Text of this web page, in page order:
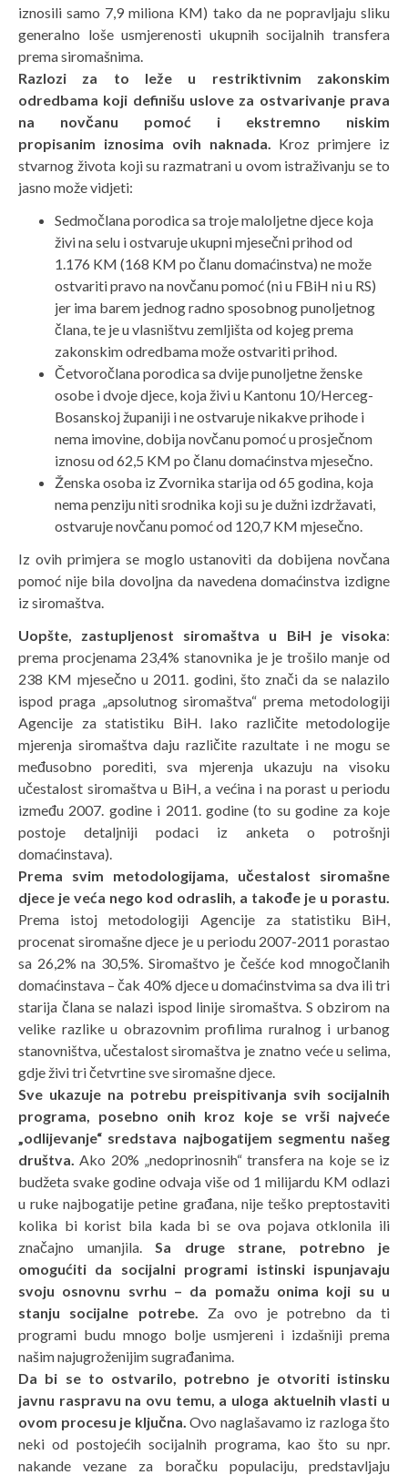
iznosili samo 7,9 miliona KM) tako da ne popravljaju sliku
generalno loše usmjerenosti ukupnih socijalnih transfera
prema siromašnima.
Razlozi za to leže u restriktivnim zakonskim
odredbama koji definišu uslove za ostvarivanje prava
na novčanu pomoć i ekstremno niskim
propisanim iznosima ovih naknada.
Kroz primjere iz
stvarnog života koji su razmatrani u ovom istraživanju se to
jasno može vidjeti:
Sedmočlana porodica sa troje maloljetne djece koja
živi na selu i ostvaruje ukupni mjesečni prihod od
1.176 KM (168 KM po članu domaćinstva) ne može
ostvariti pravo na novčanu pomoć (ni u FBiH ni u RS)
jer ima barem jednog radno sposobnog punoljetnog
člana, te je u vlasništvu zemljišta od kojeg prema
zakonskim odredbama može ostvariti prihod.
Četvoročlana porodica sa dvije punoljetne ženske
osobe i dvoje djece, koja živi u Kantonu 10/Herceg-
Bosanskoj županiji i ne ostvaruje nikakve prihode i
nema imovine, dobija novčanu pomoć u prosječnom
iznosu od 62,5 KM po članu domaćinstva mjesečno.
Ženska osoba iz Zvornika starija od 65 godina, koja
nema penziju niti srodnika koji su je dužni izdržavati,
ostvaruje novčanu pomoć od 120,7 KM mjesečno.
Iz ovih primjera se moglo ustanoviti da dobijena novčana
pomoć nije bila dovoljna da navedena domaćinstva izdigne
iz siromaštva.
Uopšte, zastupljenost siromaštva u BiH je visoka:
prema procjenama 23,4% stanovnika je je trošilo manje od
238 KM mjesečno u 2011. godini, što znači da se nalazilo
ispod praga „apsolutnog siromaštva“ prema metodologiji
Agencije za statistiku BiH. Iako različite metodologije
mjerenja siromaštva daju različite razultate i ne mogu se
međusobno porediti, sva mjerenja ukazuju na visoku
učestalost siromaštva u BiH, a većina i na porast u periodu
između 2007. godine i 2011. godine (to su godine za koje
postoje detaljniji podaci iz anketa o potrošnji
domaćinstava).
Prema svim metodologijama, učestalost siromašne
djece je veća nego kod odraslih, a takođe je u porastu.
Prema istoj metodologiji Agencije za statistiku BiH,
procenat siromašne djece je u periodu 2007-2011 porastao
sa 26,2% na 30,5%. Siromaštvo je češće kod mnogočlanih
domaćinstava – čak 40% djece u domaćinstvima sa dva ili tri
starija člana se nalazi ispod linije siromaštva. S obzirom na
velike razlike u obrazovnim profilima ruralnog i urbanog
stanovništva, učestalost siromaštva je znatno veće u selima,
gdje živi tri četvrtine sve siromašne djece.
Sve ukazuje na potrebu preispitivanja svih socijalnih
programa, posebno onih kroz koje se vrši najveće
„odlijevanje“ sredstava najbogatijem segmentu našeg
društva. Ako 20% „nedoprinosnih“ transfera na koje se iz
budžeta svake godine odvaja više od 1 milijardu KM odlazi
u ruke najbogatije petine građana, nije teško preptostaviti
kolika bi korist bila kada bi se ova pojava otklonila ili
značajno umanjila. Sa druge strane, potrebno je
omogućiti da socijalni programi istinski ispunjavaju
svoju osnovnu svrhu – da pomažu onima koji su u
stanju socijalne potrebe.
Za ovo je potrebno da ti
programi budu mnogo bolje usmjereni i izdašniji prema
našim najugroženijim sugrađanima.
Da bi se to ostvarilo, potrebno je otvoriti istinsku
javnu raspravu na ovu temu, a uloga aktuelnih vlasti u
ovom procesu je ključna. Ovo naglašavamo iz razloga što
neki od postojećih socijalnih programa, kao što su npr.
nakande vezane za boračku populaciju, predstavljaju